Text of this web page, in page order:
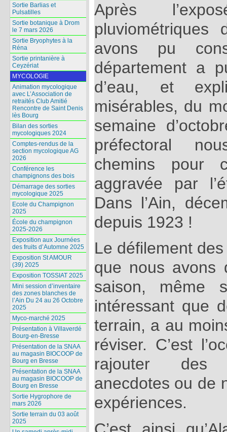
Après
pluviométriques
avons pu
département a
d’eau, et
misérables, du
semaine
préfectoral
chemins pour
aggravée par
Dans l’Ain,
depuis 1923 !
Le défilement
que nous avons
saison, même
intéressant que
terrain, a au
réviser. C’est
rajouter des
anecdotes ou de
expériences.
Sortie Barlias et
Pulsatilles
Sortie botanique à Drom
le 7 mars 2026
Sortie Bryophytes à la
Réna
Sortie printanière à
Ceyzériat
MYCOLOGIE
Animation mycologique
avec L’Association de
retraités Club Amitié
Rencontre de Saint Denis
lès Bourg
Bilan des sorties
mycologiques 2024
Comptes-rendus de la
section mycologique AG
2026
Conférence les
champignons des bois
Démarrage des sorties
mycologique 2025
Ecole du Champignon
2025
École du champignon
2025-2026
Exposition aux Journées
des fruits d’Automne 2025
Exposition St AMOUR
(39) 2025
Exposition TOSSIAT 2025
Mini session d’inventaire
des zones blanches de
l’Ain Du 24 au 26 Octobre
2025
Myco-marché 2025
Présentation à Villaverdé
Bourg-en-Bresse
Présentation de la SNAA
au magasin BIOCOOP de
Bourg en Bresse
Présentation de la SNAA
au magasin BIOCOOP de
Bourg en Bresse
Sortie Hygrophore de
mars 2026
Sortie terrain du 03 août
2025